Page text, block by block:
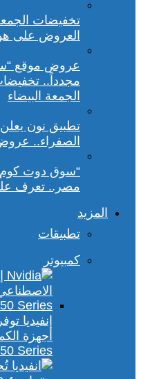
العروض على
عروض موقع
الجمعة البيضاء
تطبيق نون
الصفراء.. عروض
“سوق دوت
مصر.. تعرف
المزيد
تطبيقات
كمبيوتر
إنفيديا
50 Series